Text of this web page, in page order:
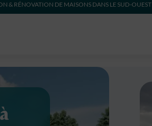
& RÉNOVATION DE MAISONS DANS LE SUD-OUEST